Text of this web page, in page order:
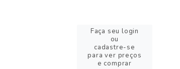
Faça seu login
ou
cadastre-se
para ver preços
e comprar